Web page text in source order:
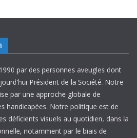
par des personnes aveugles dont
Président de la Société. Notre
par une approche globale de
handicapées. Notre politique est de
déficients visuels au quotidien, dans la
notamment par le biais de